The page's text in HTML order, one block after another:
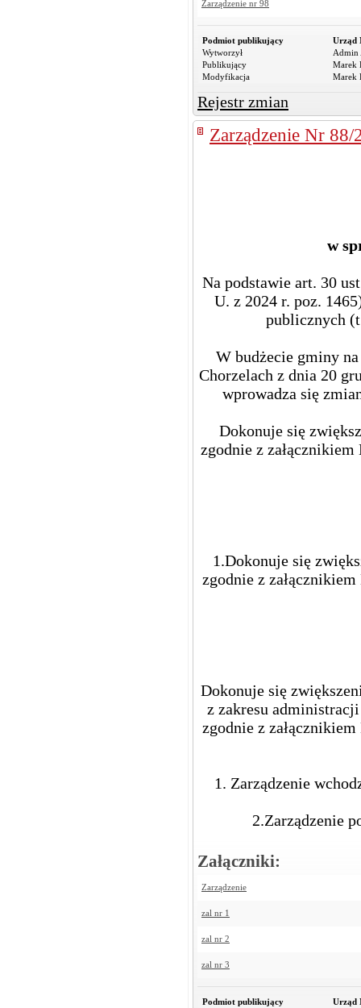
Zarządzenie nr 98
Podmiot publikujący
Urząd
Wytworzył
Admin
Publikujący
Marek
Modyfikacja
Marek
Rejestr zmian
Zarządzenie Nr 88/
w
Na podstawie art. 30
U. z 2024 r. poz.
publicznych
W budżecie gminy
Chorzelach z dnia 20
wprowadza się
Dokonuje się
zgodnie z
1.Dokonuje się
zgodnie z
Dokonuje się
z zakresu
zgodnie z
1. Zarządzenie
2.Zarządzenie
Załączniki:
Zarządzenie
zal nr 1
zal nr 2
zal nr 3
Podmiot publikujący
Urząd